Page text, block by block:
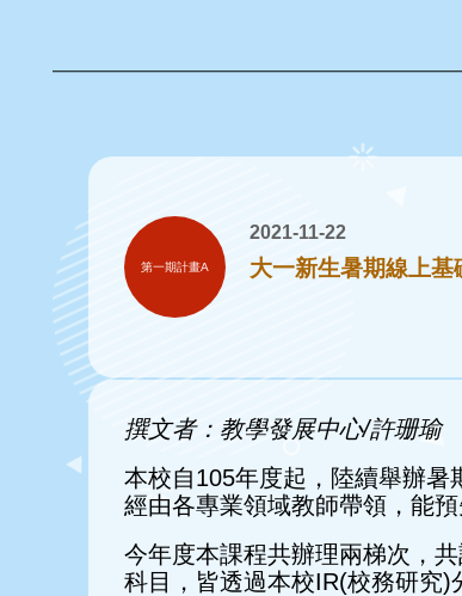
第一期計畫A
2021-11-22
大一新生暑期線上
撰文者：教學發展中心/許珊瑜
本校自105年度起，陸續舉辦
經由各專業領域教師帶領，能
今年度本課程共辦理兩梯次，
科目，皆透過本校IR(校務研究